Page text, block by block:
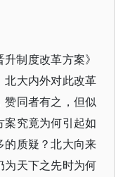
制度改革方案》
北大内外对此改革
赞同者有之，但似
究竟为何引起如
的质疑？北大向来
为天下之先时为何